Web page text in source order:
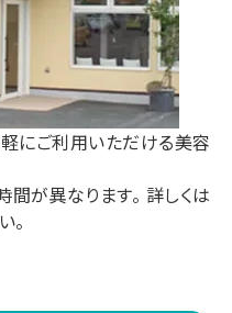
にご利用いただける美容
が異なります。 詳しくは
。